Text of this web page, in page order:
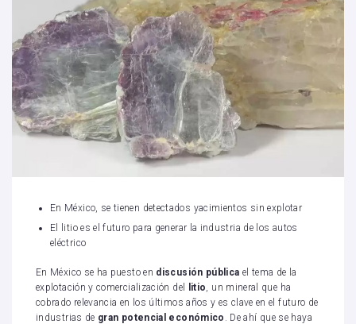
En México, se tienen detectados yacimientos sin explotar
El litio es el futuro para generar la industria de los autos
eléctrico
En México se ha puesto en discusión pública el tema de la
explotación y comercialización del
litio, un mineral que ha
cobrado relevancia en los últimos años y es clave en el futuro de
industrias de gran potencial económico . De ahí que se haya